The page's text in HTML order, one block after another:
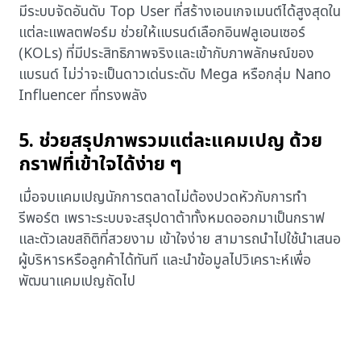
มีระบบจัดอันดับ Top User ที่สร้างเอนเกจเมนต์ได้สูงสุดใน
แต่ละแพลตฟอร์ม ช่วยให้แบรนด์เลือกอินฟลูเอนเซอร์
(KOLs) ที่มีประสิทธิภาพจริงและเข้ากับภาพลักษณ์ของ
แบรนด์ ไม่ว่าจะเป็นดาวเด่นระดับ Mega หรือกลุ่ม Nano
Influencer ที่ทรงพลัง
5. ช่วยสรุปภาพรวมแต่ละแคมเปญ ด้วย
กราฟที่เข้าใจได้ง่าย ๆ
เมื่อจบแคมเปญนักการตลาดไม่ต้องปวดหัวกับการทำ
รีพอร์ต เพราะระบบจะสรุปดาต้าทั้งหมดออกมาเป็นกราฟ
และตัวเลขสถิติที่สวยงาม เข้าใจง่าย สามารถนำไปใช้นำเสนอ
ผู้บริหารหรือลูกค้าได้ทันที และนำข้อมูลไปวิเคราะห์เพื่อ
พัฒนาแคมเปญถัดไป